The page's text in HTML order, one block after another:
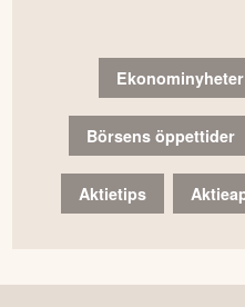
Ekonominyheter
Börsens öppettider
Aktietips